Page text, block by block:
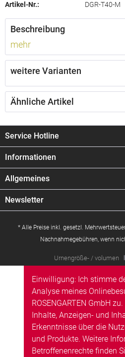
Artikel-Nr.: DGR-T40-M
Beschreibung
mehr
weitere Varianten
Ähnliche Artikel
Service Hotline
Informationen
Allgemeines
Newsletter
* Alle Preise inkl. gesetzl.
Nachnahmegebühren, wenn
Urnengröße- / volumen
Einwilligung: Ich stimme
Analyse meines
ROSENGARTEN GmbH
Inhalte, Anzeigen- und
Erkenntnisse über die
und Produkte. Weitere
Betroffenenrechte finden